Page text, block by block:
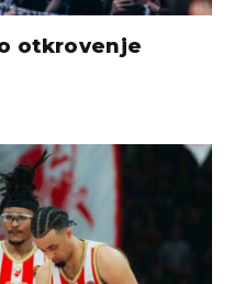
otkrovenje